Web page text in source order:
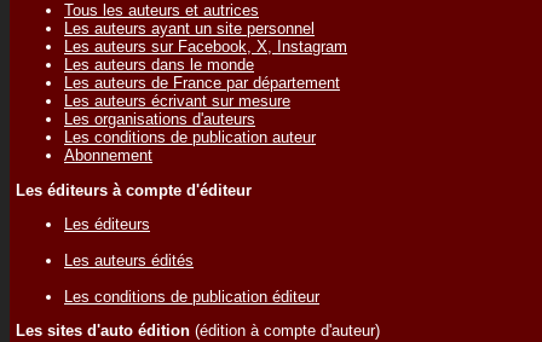
Tous les auteurs et autrices
Les auteurs ayant un site personnel
Les auteurs sur Facebook, X, Instagram
Les auteurs dans le monde
Les auteurs de France par département
Les auteurs écrivant sur mesure
Les organisations d'auteurs
Les conditions de publication auteur
Abonnement
Les éditeurs à compte d'éditeur
Les éditeurs
Les auteurs édités
Les conditions de publication éditeur
Les sites d'auto édition (édition à compte d'auteur)